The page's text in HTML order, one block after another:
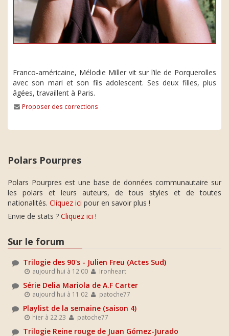
Franco-américaine, Mélodie Miller vit sur l’ile de Porquerolles
avec son mari et son fils adolescent. Ses deux filles, plus
âgées, travaillent à Paris.
Proposer des corrections
Polars Pourpres
Polars Pourpres est une base de données communautaire sur
les polars et leurs auteurs, de tous styles et de toutes
nationalités. Cliquez ici pour en savoir plus !
Envie de stats ? Cliquez ici !
Sur le forum
Trilogie des 90's - Julien Freu (Actes Sud)
aujourd'hui à 12:00 Ironheart
Série Delia Mariola de A.F Carter
aujourd'hui à 11:02 patoche77
Playlist de la semaine (saison 4)
hier à 22:23 patoche77
Trilogie Reine rouge de Juan Gómez-Jurado